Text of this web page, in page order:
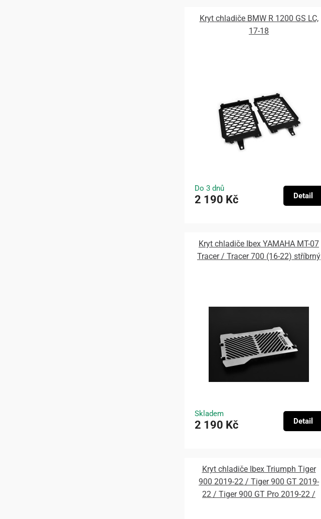
Kryt chladiče BMW R 1200 GS LC,
17-18
Do 3 dnů
2 190 Kč Detail
Kryt chladiče Ibex YAMAHA MT-07
Tracer / Tracer 700 (16-22) stříbrný
Skladem
2 190 Kč Detail
Kryt chladiče Ibex Triumph Tiger
900 2019-22 / Tiger 900 GT 2019-
22 / Tiger 900 GT Pro 2019-22 /